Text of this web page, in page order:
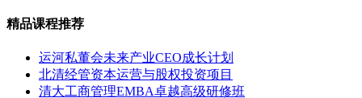
精品课程推荐
运河私董会未来产业CEO成长计划
北清经管资本运营与股权投资项目
清大工商管理EMBA卓越高级研修班